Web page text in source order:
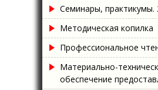
Семинары, практикумы.
Методическая копилка
Профессиональное
Материально-
обеспечение